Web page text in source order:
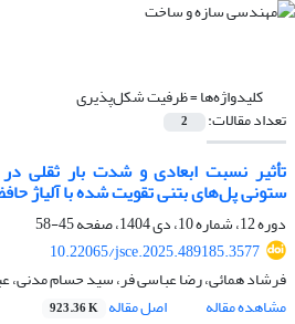
کلیدواژه‌ها =ظرفیت شکل‌پذیری
تعداد مقالات: 2
تأثیر نسبت ابعادی و شدت بار ثقلی
ستونی‌ پل‌های بتنی تقویت شده با آلیاژ
دوره 12، شماره 10، دی 1404، صفحه
45-58
10.22065/jsce.2025.489185.3577
فرشاد همائی، رضا عباسی فر، سید حسام مدنی،
مشاهده مقاله
اصل مقاله 923.36 K